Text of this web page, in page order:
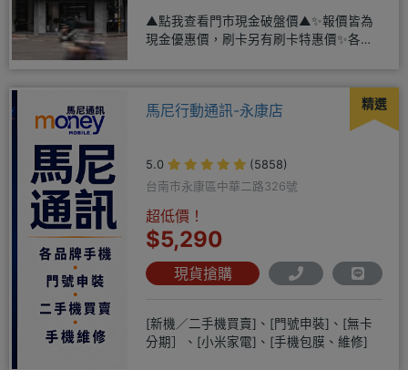
▲點我查看門市現金破盤價▲✨報價皆為
現金優惠價，刷卡另有刷卡特惠價✨各大
精選
馬尼行動通訊-永康店
5.0
(5858)
台南市永康區中華二路326號
超低價！
$5,290
現貨搶購
[新機／二手機買賣]、[門號申裝]、[無卡
分期］、[小米家電]、[手機包膜、維修]